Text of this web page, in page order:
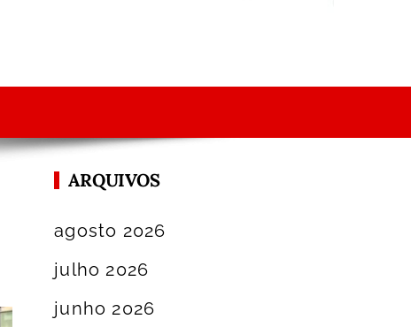
ARQUIVOS
agosto 2026
julho 2026
junho 2026